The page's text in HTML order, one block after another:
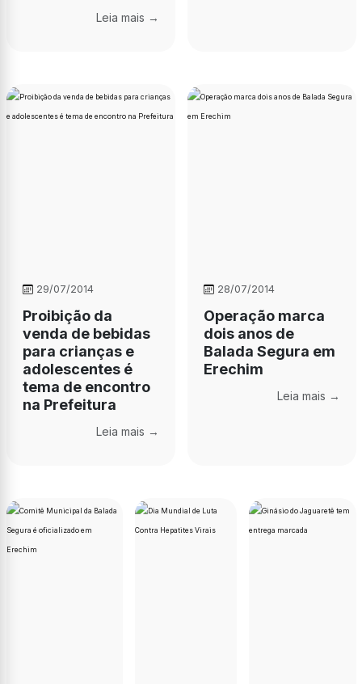
Leia mais →
29/07/2014
Proibição da
venda de bebidas
para crianças e
adolescentes é
tema de encontro
na Prefeitura
Leia mais →
28/07/2014
Operação marca
dois anos de
Balada Segura em
Erechim
Leia mais →